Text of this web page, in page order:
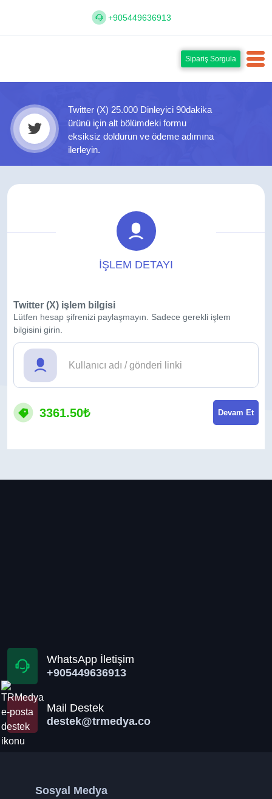
+905449636913
Sipariş Sorgula
Twitter (X) 25.000 Dinleyici 90dakika
ürünü için alt bölümdeki formu
eksiksiz doldurun ve ödeme adımına
ilerleyin.
İŞLEM DETAYI
Twitter (X) işlem bilgisi
Lütfen hesap şifrenizi paylaşmayın. Sadece gerekli işlem
bilgisini girin.
3361.50₺ Devam Et
WhatsApp İletişim
+905449636913
Mail Destek
destek@trmedya.co
Sosyal Medya